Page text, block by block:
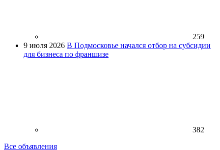
259
9 июля 2026 В Подмосковье начался отбор на субсидии
для бизнеса по франшизе
382
Все объявления